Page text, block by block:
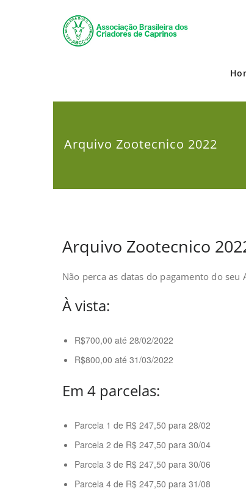
Arquivo Zootecnico 2022
Arquivo Zootecnico
Não perca as datas do pagamento do
À vista:
R$700,00 até 28/02/2022
R$800,00 até 31/03/2022
Em 4 parcelas:
Parcela 1 de R$ 247,50 para 28/02
Parcela 2 de R$ 247,50 para 30/04
Parcela 3 de R$ 247,50 para 30/06
Parcela 4 de R$ 247,50 para 31/08